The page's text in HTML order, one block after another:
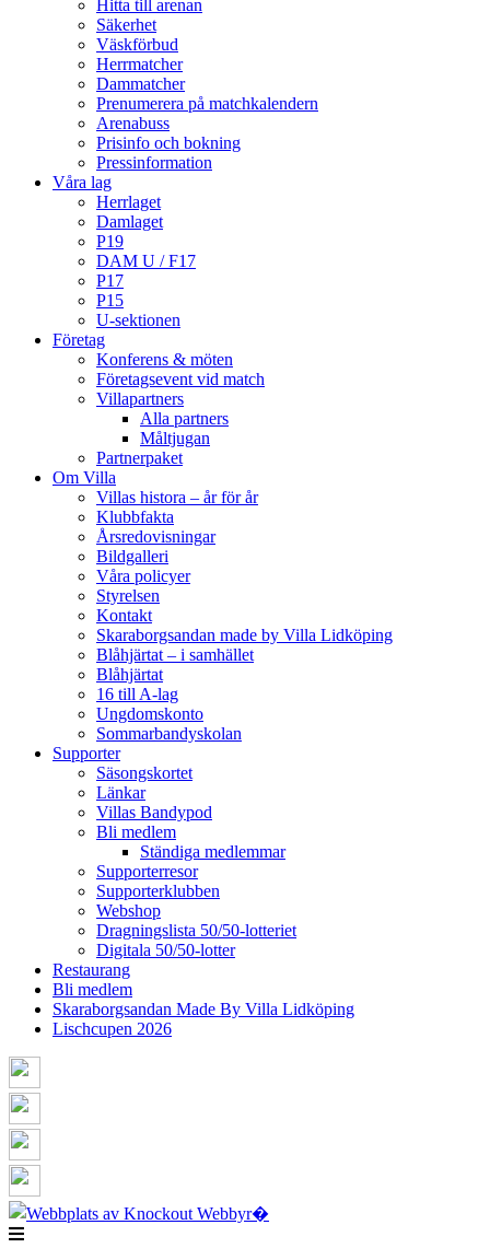
Hitta till arenan
Säkerhet
Väskförbud
Herrmatcher
Dammatcher
Prenumerera på matchkalendern
Arenabuss
Prisinfo och bokning
Pressinformation
Våra lag
Herrlaget
Damlaget
P19
DAM U / F17
P17
P15
U-sektionen
Företag
Konferens & möten
Företagsevent vid match
Villapartners
Alla partners
Måltjugan
Partnerpaket
Om Villa
Villas histora – år för år
Klubbfakta
Årsredovisningar
Bildgalleri
Våra policyer
Styrelsen
Kontakt
Skaraborgsandan made by Villa Lidköping
Blåhjärtat – i samhället
Blåhjärtat
16 till A-lag
Ungdomskonto
Sommarbandyskolan
Supporter
Säsongskortet
Länkar
Villas Bandypod
Bli medlem
Ständiga medlemmar
Supporterresor
Supporterklubben
Webshop
Dragningslista 50/50-lotteriet
Digitala 50/50-lotter
Restaurang
Bli medlem
Skaraborgsandan Made By Villa Lidköping
Lischcupen 2026